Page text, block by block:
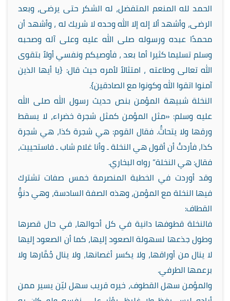
الحمد لله المنعم المتفضل، له الشكر حتى يرضى، وبعد
الرضى، وأشهد ألا إله إلا الله وحده لا شريك له ، وأشهد أن
محمدًا عبده ورسوله صلى الله عليه وعلى آله وصحبه
وسلم تسليما كثيرا أما بعد ، فأوصيكم ونفسي أولاً بتقوى
الله تعالى وطاعته ، امتثالاً لأمره حيث قال: {يا أيها الذين
آمنوا اتقوا الله وكونوا مع الصادقين}.
النخلة شبيهة المؤمن بنص حديث رسول الله صلى الله
عليه وسلم: «مثل المؤمن كمثل شجرة خضراء، لا يسقط
ورقها ولا يتحاتُّ. فقال القوم: هي شجرة كذا، هي شجرة
كذا، فأردتُ أن أقول هي النخلة ـ وأنا غلام شاب ـ فاستحييت،
فقال: هي النخلة” رواه البخاري.
وقد أوردت في الخطبة المنصرمة خمس صفات تشترك
فيها النخلة مع المؤمن، وهذه الصفة السادسة، وهي دنوُّ
القطاف:
فالنخلة قطوفها دانية في كل أحوالها، في حال قصرها
وطول جذعها لسهولة الصعود إليها، كما أن الصعود إليها
لا ينال من أوراقها، ولا يكسر أغصانها، ولا ينال جُمَّارها ولا
برعمها الطرفي.
والمؤمن سهل القطوف، خيره قريب سهل ليّن يسير ممن